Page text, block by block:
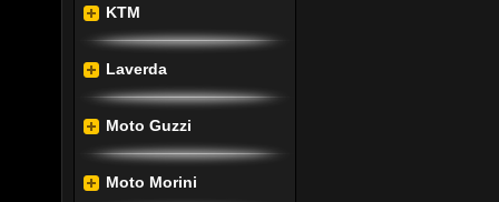
KTM
Laverda
Moto Guzzi
Moto Morini